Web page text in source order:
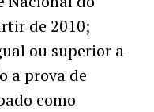
de 2010;
ou superior a
a prova de
como